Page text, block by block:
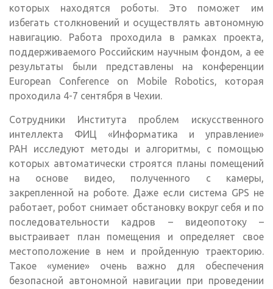
которых находятся роботы. Это поможет им
избегать столкновений и осуществлять автономную
навигацию. Работа проходила в рамках проекта,
поддерживаемого Российским научным фондом, а ее
результаты были представлены на конференции
European Conference on Mobile Robotics, которая
проходила 4-7 сентября в Чехии.
Сотрудники Института проблем искусственного
интеллекта ФИЦ «Информатика и управление»
РАН исследуют методы и алгоритмы, с помощью
которых автоматически строятся планы помещений
на основе видео, полученного с камеры,
закрепленной на роботе. Даже если система GPS не
работает, робот снимает обстановку вокруг себя и по
последовательности кадров – видеопотоку –
выстраивает план помещения и определяет свое
местоположение в нем и пройденную траекторию.
Такое «умение» очень важно для обеспечения
безопасной автономной навигации при проведении